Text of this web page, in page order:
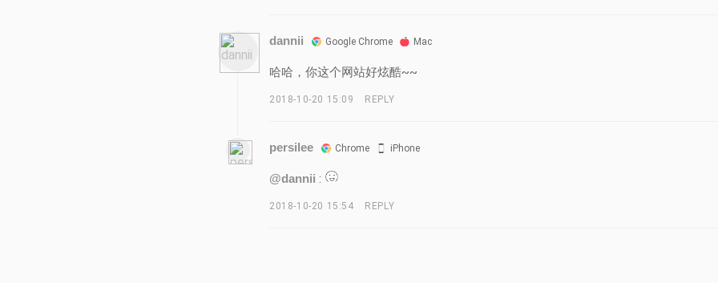
dannii Google Chrome Mac
哈哈，你这个网站好炫酷~~
2018-10-20 15:09 REPLY
persilee Chrome iPhone
@dannii :
2018-10-20 15:54 REPLY